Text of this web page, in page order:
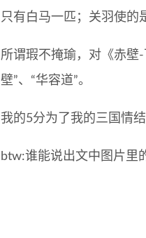
只有白马一匹；关羽使的
所谓瑕不掩瑜，对《赤壁
壁”、“华容道”。
我的5分为了我的三国情
btw:谁能说出文中图片里